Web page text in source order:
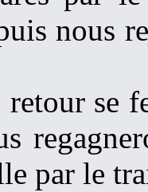
nous
se
par le